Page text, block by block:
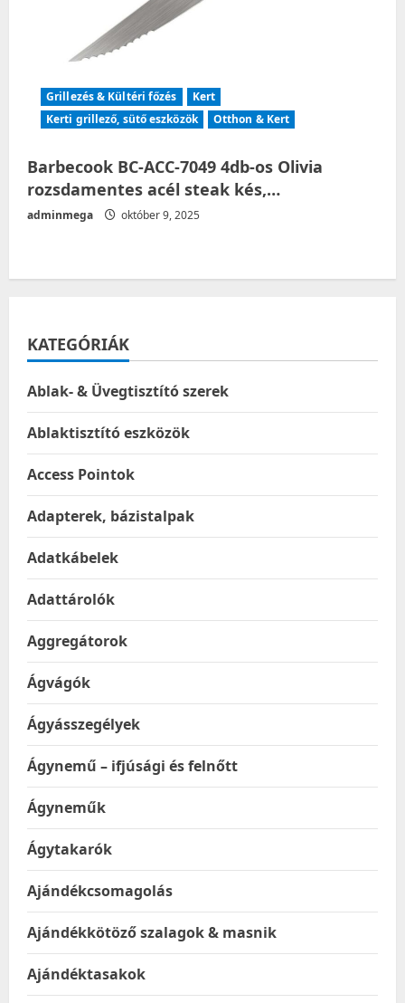
Grillezés & Kültéri főzés
Kert
Kerti grillező, sütő eszközök
Otthon & Kert
Barbecook BC-ACC-7049 4db-os Olivia
rozsdamentes acél steak kés,…
adminmega október 9, 2025
KATEGÓRIÁK
Ablak- & Üvegtisztító szerek
Ablaktisztító eszközök
Access Pointok
Adapterek, bázistalpak
Adatkábelek
Adattárolók
Aggregátorok
Ágvágók
Ágyásszegélyek
Ágynemű – ifjúsági és felnőtt
Ágyneműk
Ágytakarók
Ajándékcsomagolás
Ajándékkötöző szalagok & masnik
Ajándéktasakok